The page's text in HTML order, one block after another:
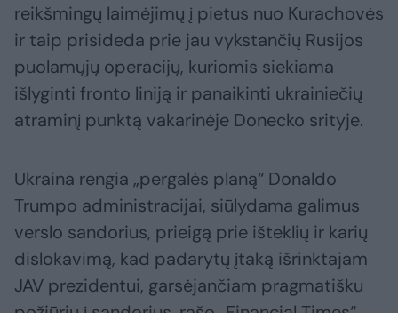
reikšmingų laimėjimų į pietus nuo Kurachovės
ir taip prisideda prie jau vykstančių Rusijos
puolamųjų operacijų, kuriomis siekiama
išlyginti fronto liniją ir panaikinti ukrainiečių
atraminį punktą vakarinėje Donecko srityje.
Ukraina rengia „pergalės planą“ Donaldo
Trumpo administracijai, siūlydama galimus
verslo sandorius, prieigą prie išteklių ir karių
dislokavimą, kad padarytų įtaką išrinktajam
JAV prezidentui, garsėjančiam pragmatišku